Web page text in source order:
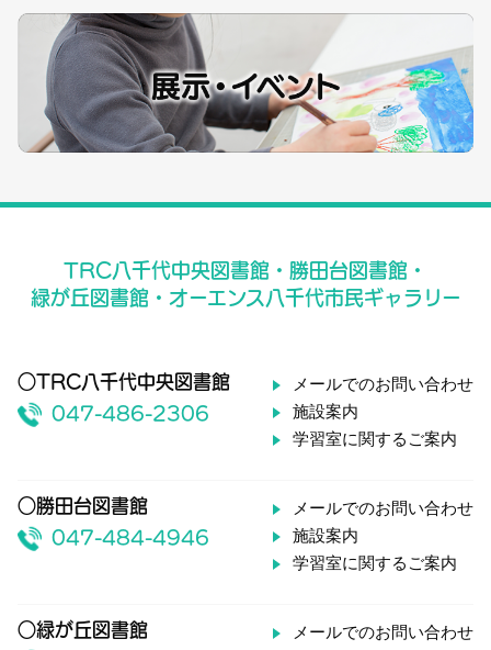
TRC八千代中央図書館・勝田台図書館・
緑が丘図書館・オーエンス八千代市民ギャラリー
○TRC八千代中央図書館
047-486-2306
メールでのお問い合わせ
施設案内
学習室に関するご案内
○勝田台図書館
047-484-4946
メールでのお問い合わせ
施設案内
学習室に関するご案内
○緑が丘図書館
メールでのお問い合わせ